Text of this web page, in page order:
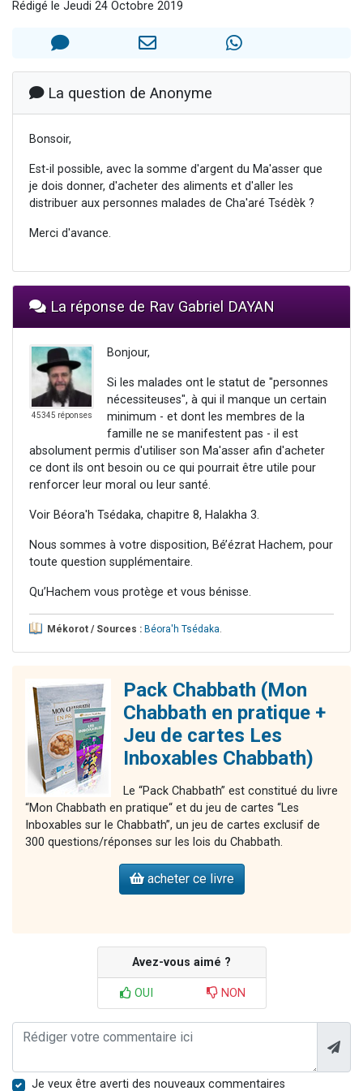
Il reste 49 places pour étudier en groupe sur Zoom
12 nouvelles musiques dans Torah-Box Music
2 personnes viennent de nous rejoindre sur WhatsApp
Rédigé le Jeudi 24 Octobre 2019
La question de Anonyme
Bonsoir,
Est-il possible, avec la somme d'argent du Ma'asser que
je dois donner, d'acheter des aliments et d'aller les
distribuer aux personnes malades de Cha'aré Tsédèk ?
Merci d'avance.
La réponse de Rav Gabriel DAYAN
45345 réponses
Bonjour,
Si les malades ont le statut de "personnes
nécessiteuses", à qui il manque un certain
minimum - et dont les membres de la
famille ne se manifestent pas - il est
absolument permis d'utiliser son Ma'asser afin d'acheter
ce dont ils ont besoin ou ce qui pourrait être utile pour
renforcer leur moral ou leur santé.
Voir Béora'h Tsédaka, chapitre 8, Halakha 3.
Nous sommes à votre disposition, Bé’ézrat Hachem, pour
toute question supplémentaire.
Qu’Hachem vous protège et vous bénisse.
Mékorot / Sources : Béora'h Tsédaka.
Pack Chabbath (Mon
Chabbath en pratique +
Jeu de cartes Les
Inboxables Chabbath)
Le “Pack Chabbath” est constitué du livre
“Mon Chabbath en pratique“ et du jeu de cartes “Les
Inboxables sur le Chabbath”, un jeu de cartes exclusif de
300 questions/réponses sur les lois du Chabbath.
acheter ce livre
Avez-vous aimé ?
OUI NON
Je veux être averti des nouveaux commentaires